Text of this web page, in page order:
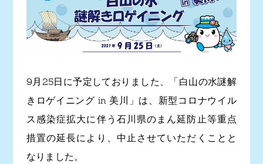
9月25日に予定しておりました、「白山の水謎解
きロゲイニング in 美川」は、新型コロナウイル
ス感染症拡大に伴う石川県のまん延防止等重点
措置の延長により、中止させていただくことと
なりました。